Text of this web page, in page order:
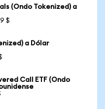
(Ondo Tokenized) a
$
a Dólar
Call ETF (Ondo